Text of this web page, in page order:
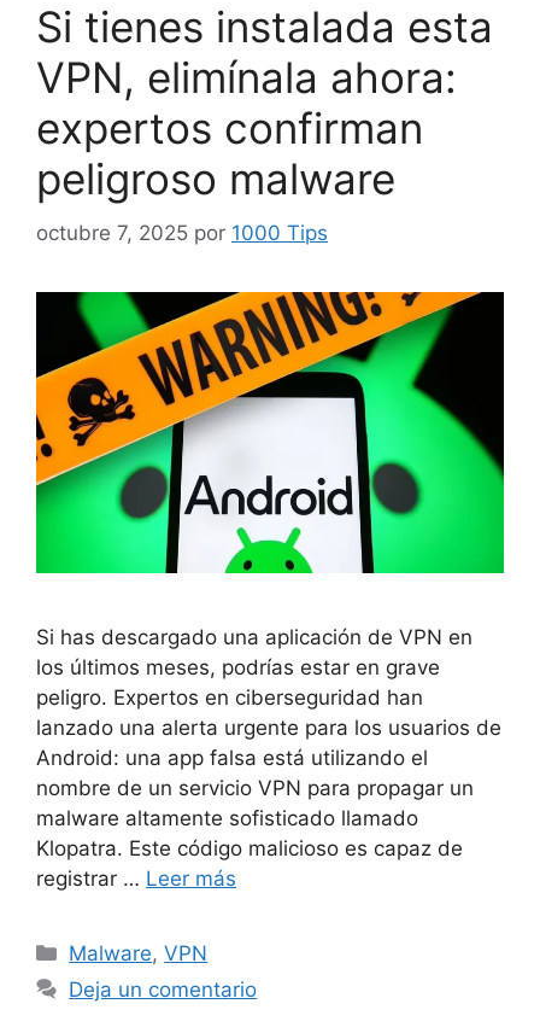
Si tienes instalada esta
VPN, elimínala ahora:
expertos confirman
peligroso malware
octubre 7, 2025 por 1000 Tips
Si has descargado una aplicación de VPN en
los últimos meses, podrías estar en grave
peligro. Expertos en ciberseguridad han
lanzado una alerta urgente para los usuarios de
Android: una app falsa está utilizando el
nombre de un servicio VPN para propagar un
malware altamente sofisticado llamado
Klopatra. Este código malicioso es capaz de
registrar … Leer más
Categorías
Malware,VPN
Deja un comentario